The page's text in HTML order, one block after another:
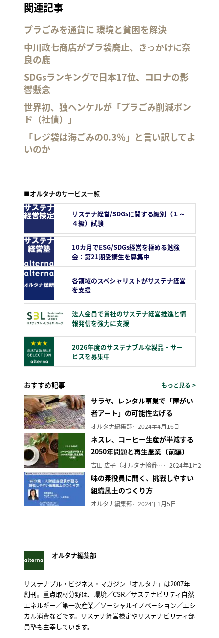
関連記事
プラごみを通貨に 環境と貧困を解決
中川政七商店がプラ袋廃止、きっかけに奈
良の鹿
SDGsランキングで日本17位、コロナの影
響懸念
世界初、独ヘンケルが「プラごみ削減ボン
ド（社債）」
「レジ袋は海ごみの0.3％」と言い訳してよ
いのか
■オルタナのサービス一覧
サステナ経営/SDGsに関する級別（１～
４級）試験
10カ月でESG/SDGs経営を極める勉強
会：第21期受講生を募集中
各領域のスペシャリストがサステナ経営
を支援
法人会員で貴社のサステナ経営推進と情
報発信を強力に支援
2026年度のサステナブルな製品・サー
ビスを募集中
おすすめ記事 もっと見る >
サラヤ、レンタル事業で「障がい
者アート」の可能性広げる
オルタナ編集部 2024年4月16日
ネスレ、コーヒー生産が半減する
2050年問題と再生農業（前編）
吉田 広子（オルタナ輪番編集長） 2024年1月29日
味の素役員に聞く、挑戦しやすい
組織風土のつくり方
オルタナ編集部 2024年1月5日
オルタナ編集部
サステナブル・ビジネス・マガジン「オルタナ」は2007年
創刊。重点取材分野は、環境／CSR／サステナビリティ自然
エネルギー／第一次産業／ソーシャルイノベーション／エシ
カル消費などです。サステナ経営検定やサステナビリティ部
員塾も主宰しています。